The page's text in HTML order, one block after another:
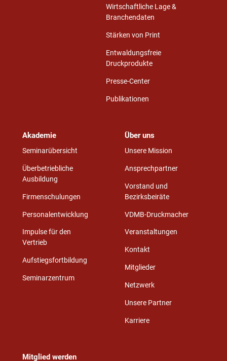
Wirtschaftliche Lage &
Branchendaten
Stärken von Print
Entwaldungsfreie
Druckprodukte
Presse-Center
Publikationen
Akademie
Seminarübersicht
Überbetriebliche
Ausbildung
Firmenschulungen
Personalentwicklung
Impulse für den
Vertrieb
Aufstiegsfortbildung
Seminarzentrum
Über uns
Unsere Mission
Ansprechpartner
Vorstand und
Bezirksbeiräte
VDMB-Druckmacher
Veranstaltungen
Kontakt
Mitglieder
Netzwerk
Unsere Partner
Karriere
Mitglied werden